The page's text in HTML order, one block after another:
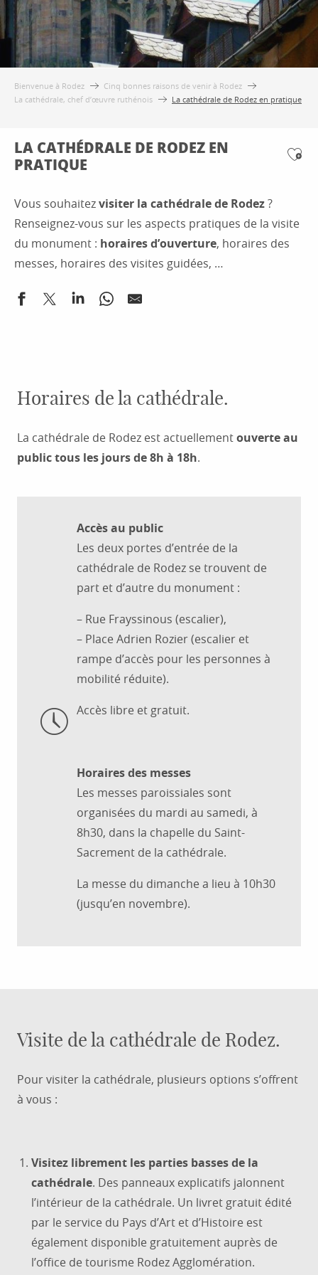
Bienvenue à Rodez
Cinq bonnes raisons de venir à Rodez
La cathédrale, chef d’œuvre ruthénois
La cathédrale de Rodez en pratique
LA CATHÉDRALE DE RODEZ EN
PRATIQUE
Vous souhaitezvisiter la cathédrale de Rodez?
Renseignez-vous sur les aspects pratiques de la visite
du monument : horaires d’ouverture, horaires des
messes, horaires des visites guidées, …
Horaires de la cathédrale.
La cathédrale de Rodez est actuellementouverte au
public tous les jours de 8h à 18h.
Accès au public
Les deux portes d’entrée de la
cathédrale de Rodez se trouvent de
part et d’autre du monument :
– Rue Frayssinous (escalier),
– Place Adrien Rozier (escalier et
rampe d’accès pour les personnes à
mobilité réduite).
Accès libre et gratuit.
Horaires des messes
Les messes paroissiales sont
organisées du mardi au samedi, à
8h30, dans la chapelle du Saint-
Sacrement de la cathédrale.
La messe du dimanche a lieu à 10h30
(jusqu’en novembre).
Visite de la cathédrale de Rodez.
Pour visiter la cathédrale, plusieurs options s’offrent
à vous :
Visitez librement les parties basses de la
cathédrale. Des panneaux explicatifs jalonnent
l’intérieur de la cathédrale. Un livret gratuit édité
par le service du Pays d’Art et d’Histoire est
également disponible gratuitement auprès de
l’office de tourisme Rodez Agglomération.